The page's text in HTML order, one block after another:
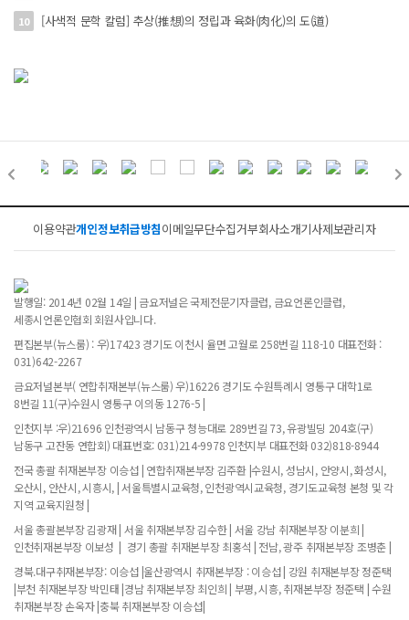
10 [사색적 문학 칼럼] 추상(推想)의 정립과 육화(肉化)의 도(道)
이용약관개인정보취급방침이메일무단수집거부회사소개기사제보관리자
발행일: 2014년 02월 14일 | 금요저널은 국제전문기자클럽, 금요언론인클럽,
세종시언론인협회 회원사입니다.
편집본부(뉴스룸) : 우)17423 경기도 이천시 율면 고월로 258번길 118-10 대표전화 :
031)642-2267
금요저널본부( 연합취재본부(뉴스룸) 우)16226 경기도 수원특례시 영통구 대학1로
8번길 11(구)수원시 영통구 이의동 1276-5 |
인천지부 :우)21696 인천광역시 남동구 청능대로 289번길 73, 유광빌딩 204호(구)
남동구 고잔동 연합회) 대표번호: 031)214-9978 인천지부 대표전화 032)818-8944
전국 총괄 취재본부장 이승섭 | 연합취재본부장 김주환 |수원시, 성남시, 안양시, 화성시,
오산시, 안산시, 시흥시, | 서울특별시교육청, 인천광역시교육청, 경기도교육청 본청 및 각
지역 교육지원청 |
서울 총괄본부장 김광재 | 서울 취재본부장 김수한 | 서울 강남 취재본부장 이분희 |
인천취재본부장 이보성 | 경기 총괄 취재본부장 최홍석 | 전남, 광주 취재본부장 조병춘 |
경북.대구취재본부장: 이승섭 |울산광역시 취재본부장 : 이승섭 | 강원 취재본부장 정준택
|부천 취재본부장 박민태 |경남 취재본부장 최인희 | 부평, 시흥, 취재본부장 정준택 | 수원
취재본부장 손옥자 |충북 취재본부장 이승섭|